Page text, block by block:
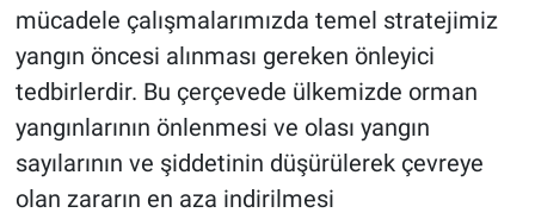
mücadele çalışmalarımızda temel stratejimiz
yangın öncesi alınması gereken önleyici
tedbirlerdir. Bu çerçevede ülkemizde orman
yangınlarının önlenmesi ve olası yangın
sayılarının ve şiddetinin düşürülerek çevreye
olan zararın en aza indirilmesi